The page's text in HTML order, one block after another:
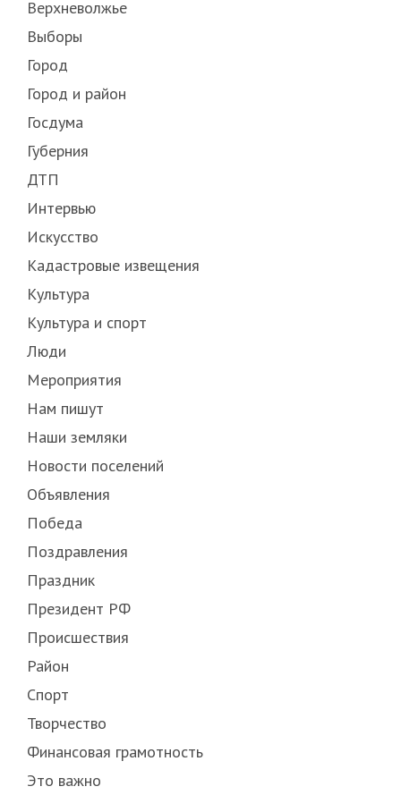
Верхневолжье
Выборы
Город
Город и район
Госдума
Губерния
ДТП
Интервью
Искусство
Кадастровые извещения
Культура
Культура и спорт
Люди
Мероприятия
Нам пишут
Наши земляки
Новости поселений
Объявления
Победа
Поздравления
Праздник
Президент РФ
Происшествия
Район
Спорт
Творчество
Финансовая грамотность
Это важно